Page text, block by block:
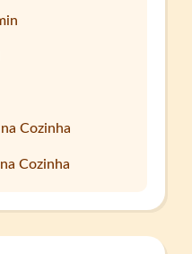
Cozinha
Cozinha